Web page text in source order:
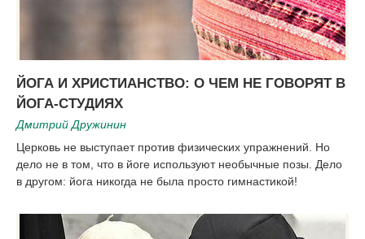
ЙОГА И ХРИСТИАНСТВО: О ЧЕМ НЕ ГОВОРЯТ В
ЙОГА-СТУДИЯХ
Дмитрий Дружинин
Церковь не выступает против физических упражнений. Но
дело не в том, что в йоге используют необычные позы. Дело
в другом: йога никогда не была просто гимнастикой!